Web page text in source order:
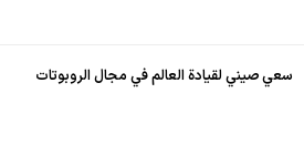
سعي صيني لقيادة العالم في مجال الروبوتات